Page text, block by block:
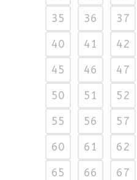
35
36 37
40
41 42
45
46 47
50
51 52
55
56 57
60
61 62
65
66 67